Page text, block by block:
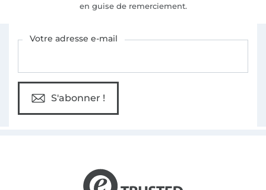
en guise de remerciement.
Votre adresse e-mail
S'abonner !